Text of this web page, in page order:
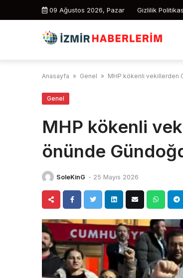
09 Ağustos 2026, Pazar Gizlilik
Anasayfa » Genel » MHP kökenli vekillerden
Genel
MHP kökenli
önünde
SoleKinG - 25 Mayıs 2026